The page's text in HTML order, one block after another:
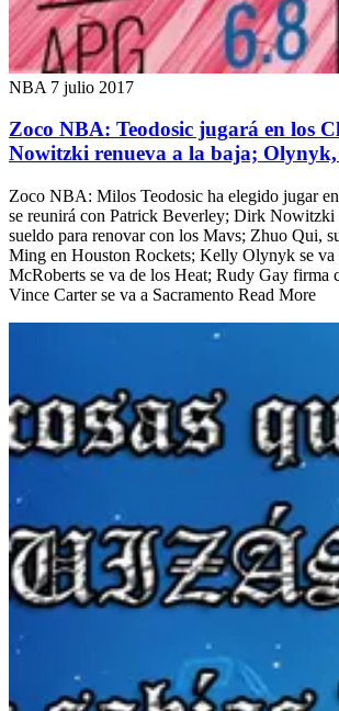
NBA 7 julio 2017
Zoco NBA: Teodosic jugará en los
Nowitzki renueva a la baja;
Zoco NBA: Milos Teodosic ha elegido jugar
se reunirá con Patrick Beverley; Dirk Nowitzki
sueldo para renovar con los Mavs; Zhuo Qui,
Ming en Houston Rockets; Kelly Olynyk se va
McRoberts se va de los Heat; Rudy Gay firma
Vince Carter se va a Sacramento Read More